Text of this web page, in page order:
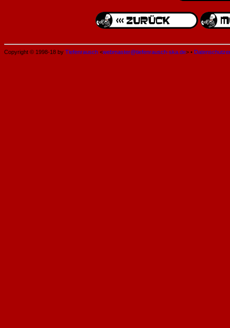
Copyright © 1998-18 by Tiefenrausch <webmaster@tiefenrausch-ska.de> •